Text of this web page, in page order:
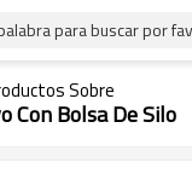
para buscar por
Sobre
Con Bolsa De Silo